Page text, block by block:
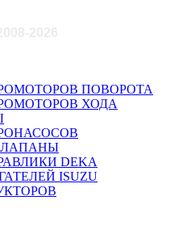
ПОВОРОТА
ХОДА
DEKA
ISUZU